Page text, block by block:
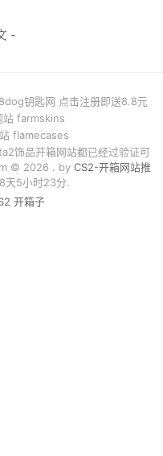
-
钥匙网 点击注册即送8.8元
站 farmskins
flamecases
饰品开箱网站都已经过验证可
© 2026 . by CS2-开箱网站推
天5小时23分.
开箱子